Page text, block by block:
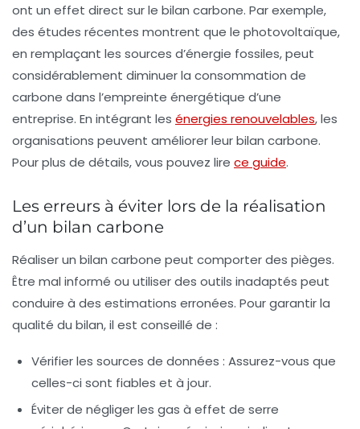
ont un effet direct sur le bilan carbone. Par exemple,
des études récentes montrent que le photovoltaïque,
en remplaçant les sources d’énergie fossiles, peut
considérablement diminuer la consommation de
carbone dans l’empreinte énergétique d’une
entreprise. En intégrant les énergies renouvelables, les
organisations peuvent améliorer leur bilan carbone.
Pour plus de détails, vous pouvez lire ce guide.
Les erreurs à éviter lors de la réalisation
d’un bilan carbone
Réaliser un bilan carbone peut comporter des pièges.
Être mal informé ou utiliser des outils inadaptés peut
conduire à des estimations erronées. Pour garantir la
qualité du bilan, il est conseillé de :
Vérifier les sources de données : Assurez-vous que
celles-ci sont fiables et à jour.
Éviter de négliger les gas à effet de serre